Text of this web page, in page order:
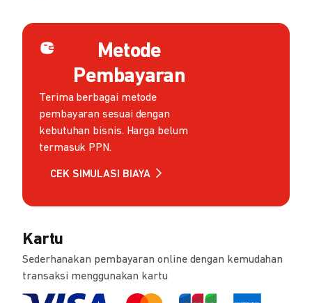
Metode
Pembayaran
Terima berbagai metode
pembayaran sesuai dengan
kebutuhan bisnis. Harga belum
termasuk PPN.
CEK SIMULASI BIAYA
Kartu
Sederhanakan pembayaran online dengan kemudahan
transaksi menggunakan kartu